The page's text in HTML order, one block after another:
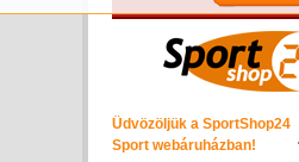
Üdvözöljük a SportShop24
Sport webáruházban!